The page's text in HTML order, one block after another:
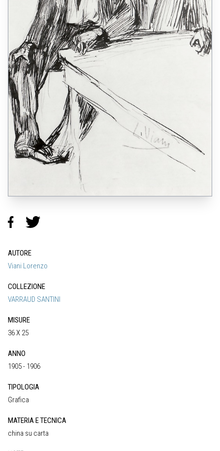
AUTORE
Viani Lorenzo
COLLEZIONE
VARRAUD SANTINI
MISURE
36 X 25
ANNO
1905 - 1906
TIPOLOGIA
Grafica
MATERIA E TECNICA
china su carta